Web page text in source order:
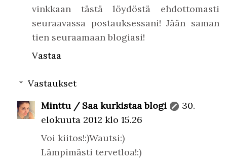
vinkkaan tästä löydöstä ehdottomasti
seuraavassa postauksessani! Jään saman
tien seuraamaan blogiasi!
Vastaa
Vastaukset
Minttu / Saa kurkistaa blogi
30.
elokuuta 2012 klo 15.26
Voi kiitos!:)Wautsi:)
Lämpimästi tervetloa!:)